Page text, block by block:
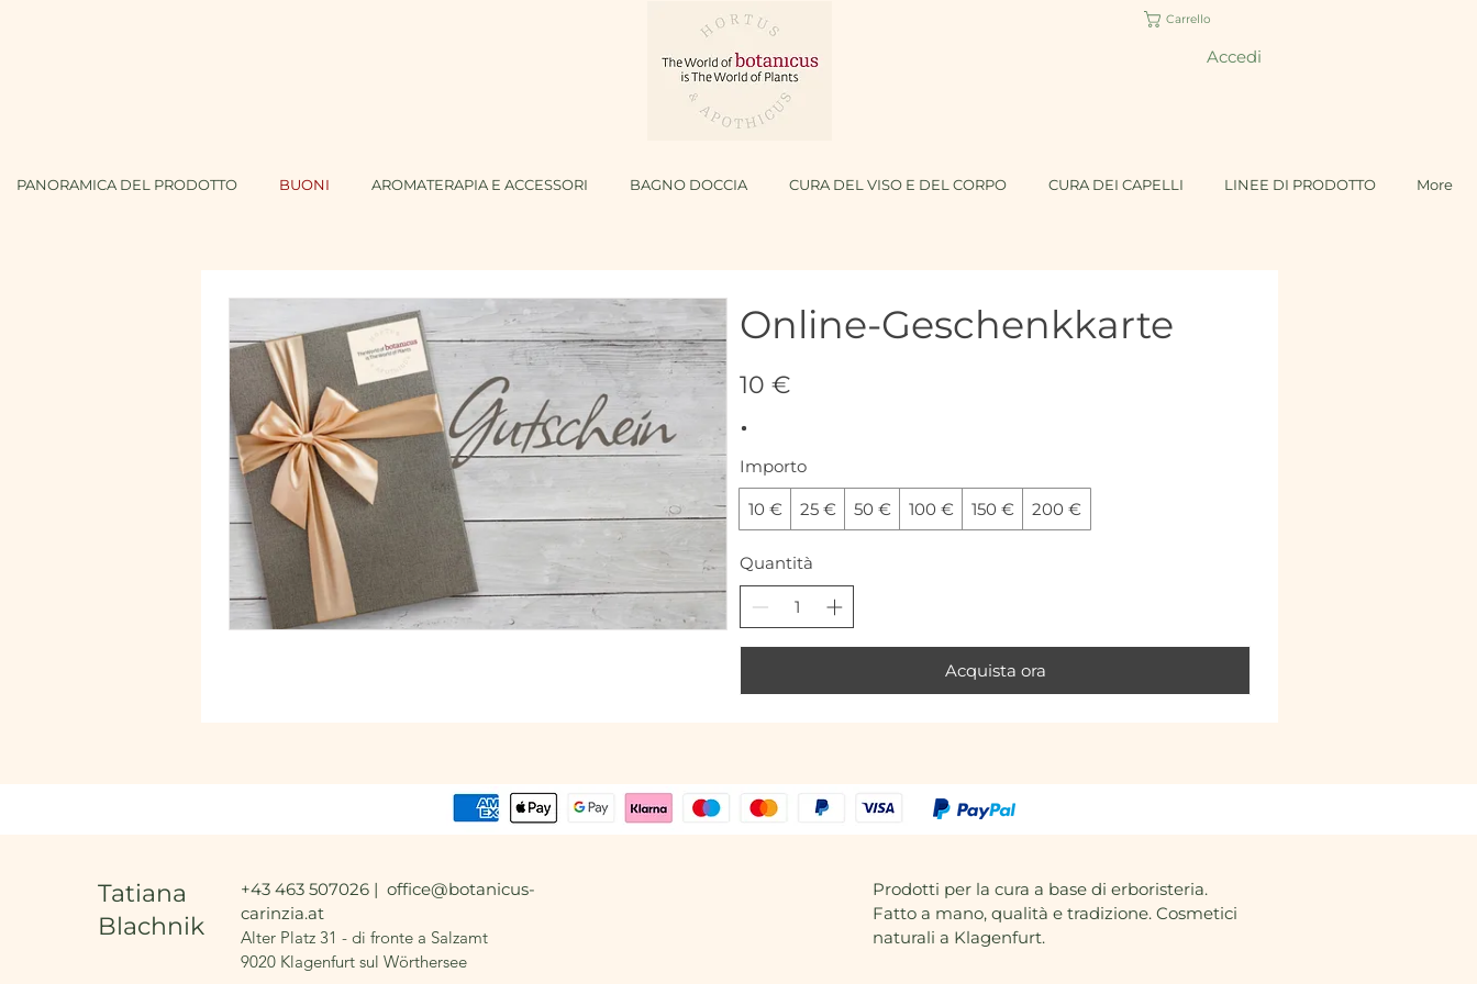
Carrello
Accedi
PANORAMICA DEL PRODOTTO BUONI AROMATERAPIA E ACCESSORI BAGNO DOCCIA CURA DEL VISO E DEL CORPO CURA DEI CAPELLI LINEE DI PRODOTTO More
Online-Geschenkkarte
10 €
Importo
10 € 25 € 50 € 100 € 150 € 200 €
Quantità
Acquista ora
Tatiana
Blachnik
+43 463 507026 | office@botanicus-
carinzia.at
Alter Platz 31 - di fronte a Salzamt
9020 Klagenfurt sul Wörthersee
Prodotti per la cura a base di erboristeria.
Fatto a mano, qualità e tradizione. Cosmetici
naturali a Klagenfurt.